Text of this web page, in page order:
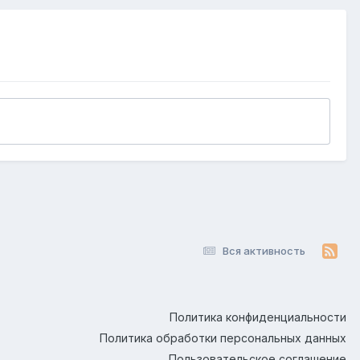
Вся активность
Политика конфиденциальности
Политика обработки персональных данных